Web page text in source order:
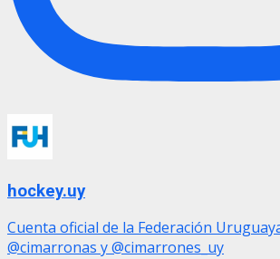
hockey.uy
Cuenta oficial de la Federación
@cimarronas y @cimarrones_uy